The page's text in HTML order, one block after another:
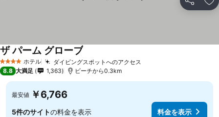
シェア お
4 ホテルのランク
ホテル ダイビングスポットへのアクセス
ザ パーム グローブ
8.8 大満足 1,363 ビーチから0.3km
最安値 ￥6,766
5件のサイトの料金を表示 料金を表示